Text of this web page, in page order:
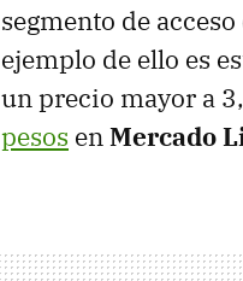
segmento de
ejemplo de ello es
un precio mayor a
pesos enMercado